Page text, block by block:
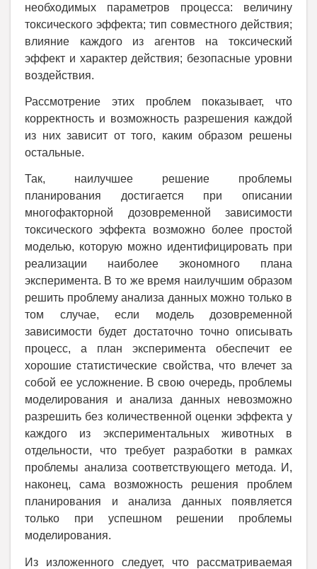
необходимых параметров процесса: величину
токсического эффекта; тип совместного действия;
влияние каждого из агентов на токсический
эффект и характер действия; безопасные уровни
воздействия.
Рассмотрение этих проблем показывает, что
корректность и возможность разрешения каждой
из них зависит от того, каким образом решены
остальные.
Так, наилучшее решение проблемы
планирования достигается при описании
многофакторной дозовременной зависимости
токсического эффекта возможно более простой
моделью, которую можно идентифицировать при
реализации наиболее экономного плана
эксперимента. В то же время наилучшим образом
решить проблему анализа данных можно только в
том случае, если модель дозовременной
зависимости будет достаточно точно описывать
процесс, а план эксперимента обеспечит ее
хорошие статистические свойства, что влечет за
собой ее усложнение. В свою очередь, проблемы
моделирования и анализа данных невозможно
разрешить без количественной оценки эффекта у
каждого из экспериментальных животных в
отдельности, что требует разработки в рамках
проблемы анализа соответствующего метода. И,
наконец, сама возможность решения проблем
планирования и анализа данных появляется
только при успешном решении проблемы
моделирования.
Из изложенного следует, что рассматриваемая